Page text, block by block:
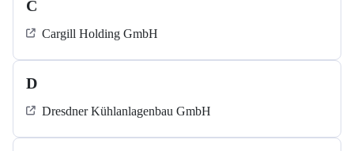
C
Cargill Holding GmbH
D
Dresdner Kühlanlagenbau GmbH